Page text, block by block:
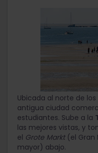
Ubicada al norte de los
antigua ciudad
estudiantes. Sube a la
las mejores vistas, y
el Grote Markt(el Gran
mayor) abajo.